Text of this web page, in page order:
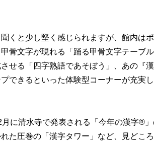
くと少し堅く感じられますが、館内は
骨文字が現れる「踊る甲骨文字テーブ
せる「四字熟語であそぼう」、あの『
プできるといった体験型コーナーが充実
に清水寺で発表される「今年の漢字®
た圧巻の「漢字タワー」など、見どころ